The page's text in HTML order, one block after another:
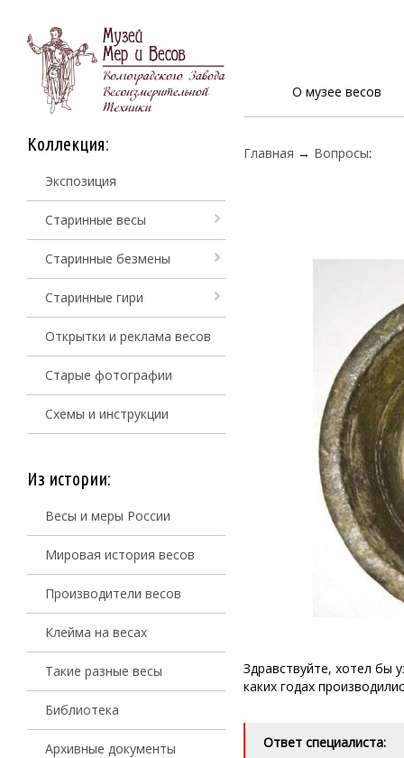
О музее весов
Коллекция:
Экспозиция
Старинные весы
Старинные безмены
Старинные гири
Открытки и реклама весов
Старые фотографии
Схемы и инструкции
Из истории:
Весы и меры России
Мировая история весов
Производители весов
Клейма на весах
Такие разные весы
Библиотека
Архивные документы
Главная → Вопросы:
Здравствуйте, хотел бы
каких годах
Ответ специалиста: